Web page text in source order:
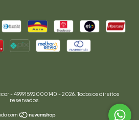
- 49991592000140 - 2026. Todos os direitos
reservados.